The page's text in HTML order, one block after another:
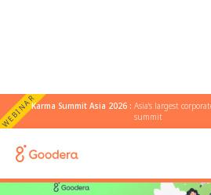
WEBINARKarma Summit Asia 2026 :Asia's largest
summit
← Todos los blogs
responsabilidad social corporativa